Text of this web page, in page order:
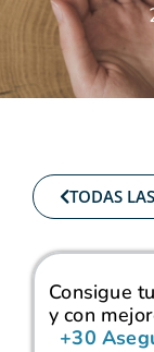
TODAS
Consigue tu
y con
+30